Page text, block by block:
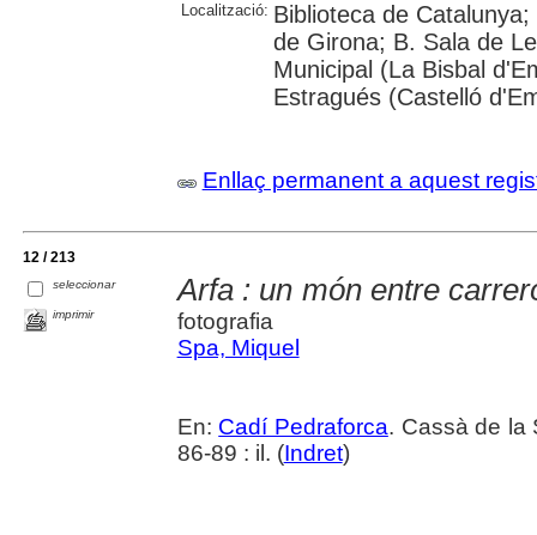
Localització: Biblioteca de
de Girona; B. Sala de
Municipal (La Bisbal
Estragués (Castelló
Enllaç permanent a aquest
12 / 213
seleccionar
imprimir
Arfa : un món entre
fotografia
Spa, Miquel
En: Cadí Pedraforca. Cassà de la
86-89 : il. (Indret)